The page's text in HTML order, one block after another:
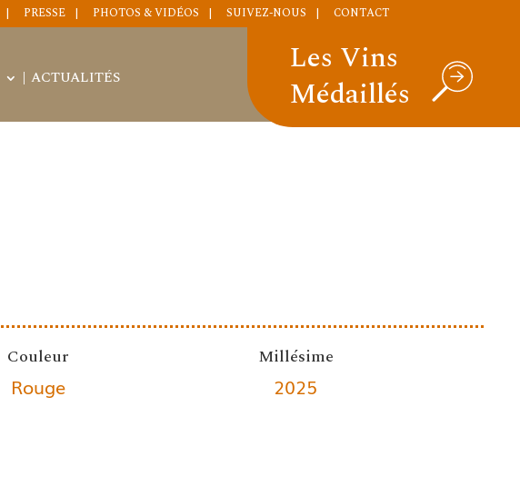
PRESSE PHOTOS & VIDÉOS SUIVEZ-NOUS CONTACT
ACTUALITÉS
Les Vins
Médaillés
Couleur
Rouge
Millésime
2025